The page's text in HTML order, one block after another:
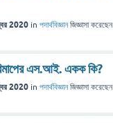
2020 in পদার্থবিজ্ঞান জিজ্ঞাসা করেছেন
এস.আই. একক কি?
2020 in পদার্থবিজ্ঞান জিজ্ঞাসা করেছেন